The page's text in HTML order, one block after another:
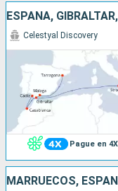
ESPAÑA,
Pague en 4X
Celestyal Discovery